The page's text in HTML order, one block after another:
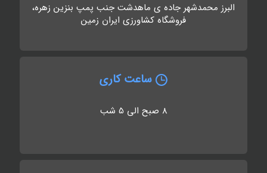
البرز محمدشهر جاده ی ماهدشت جنب پمپ بنزین زهره،
فروشگاه کشاورزی ایران زمین
ساعت کاری
8 صبح الی 5 شب